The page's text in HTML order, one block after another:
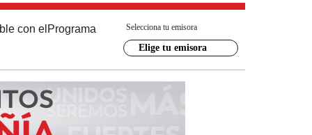
con el Programa Selecciona tu emisora
Elige tu emisora